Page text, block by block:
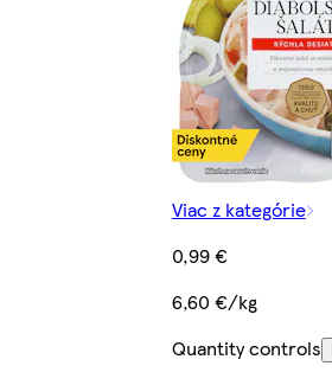
Viac z kategórie
0,99 €
6,60 €/kg
Quantity controls